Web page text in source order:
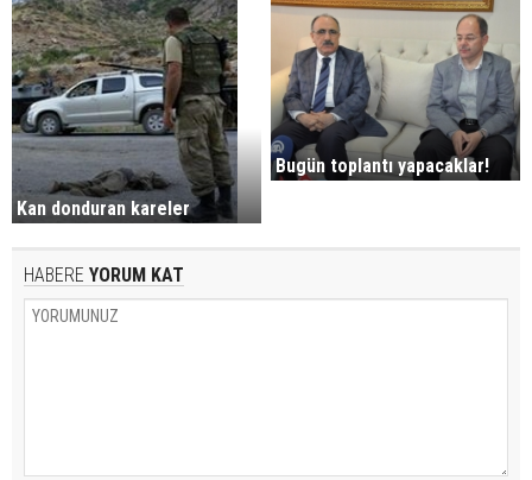
Kan donduran kareler
Bugün toplantı yapacaklar!
HABERE YORUM KAT